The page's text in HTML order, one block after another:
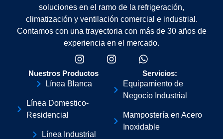
soluciones en el ramo de la refrigeración,
climatización y ventilación comercial e industrial.
Contamos con una trayectoria con más de 30 años de
experiencia en el mercado.
Nuestros Productos
Línea Blanca
Línea Domestico-
Residencial
Línea Industrial
Servicios:
Equipamiento de
Negocio Industrial
Mampostería en Acero
Inoxidable